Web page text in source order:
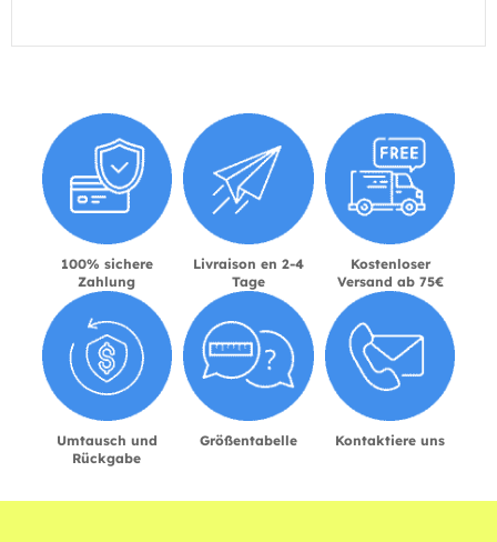
100% sichere
Zahlung
Livraison en 2-4
Tage
Kostenloser
Versand ab 75€
Umtausch und
Rückgabe
Größentabelle Kontaktiere uns